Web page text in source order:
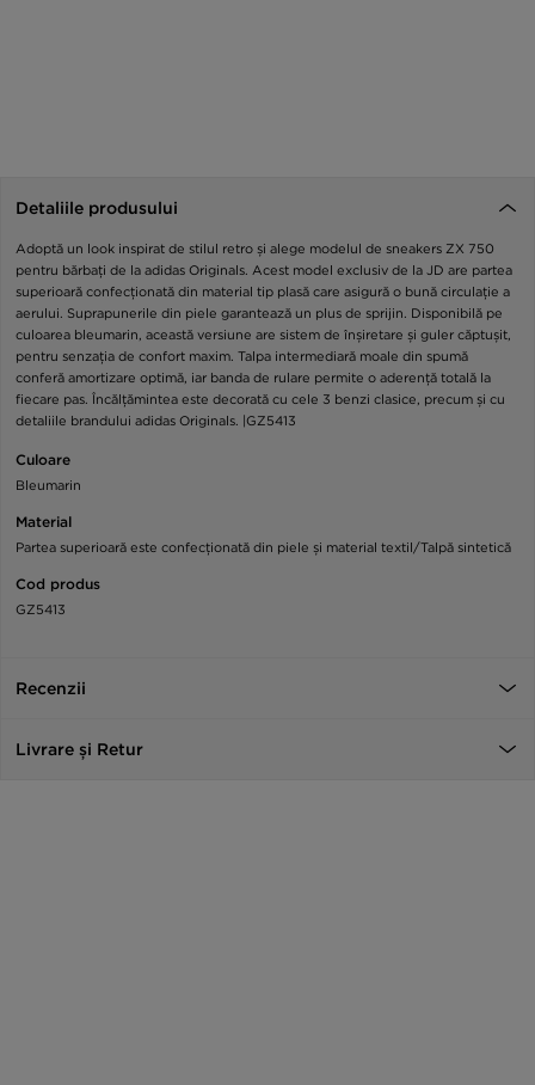
Detaliile produsului
Adoptă un look inspirat de stilul retro și alege modelul de sneakers ZX 750
pentru bărbați de la adidas Originals. Acest model exclusiv de la JD are partea
superioară confecționată din material tip plasă care asigură o bună circulație a
aerului. Suprapunerile din piele garantează un plus de sprijin. Disponibilă pe
culoarea bleumarin, această versiune are sistem de înșiretare și guler căptușit,
pentru senzația de confort maxim. Talpa intermediară moale din spumă
conferă amortizare optimă, iar banda de rulare permite o aderență totală la
fiecare pas. Încălțămintea este decorată cu cele 3 benzi clasice, precum și cu
detaliile brandului adidas Originals. |GZ5413
Culoare
Bleumarin
Material
Partea superioară este confecționată din piele și material textil/Talpă sintetică
Cod produs
GZ5413
Recenzii
Livrare și Retur